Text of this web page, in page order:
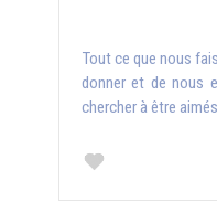
Tout ce que nous
donner et de nous
chercher à être